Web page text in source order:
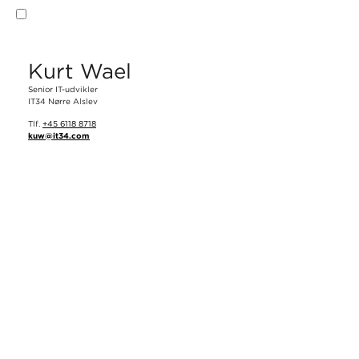
Kurt Wael
Senior IT-udvikler
IT34 Nørre Alslev
Tlf. +45 6118 8718
kuw@it34.com